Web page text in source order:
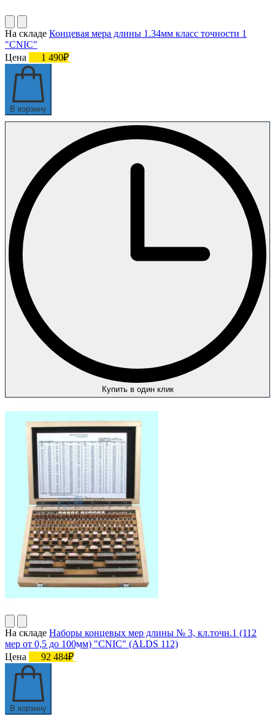
На складе Концевая мера длины 1.34мм класс точности 1
"CNIC"
Цена
1 490₽
В корзину
Купить в один клик
На складе Наборы концевых мер длины № 3, кл.точн.1 (112
мер от 0,5 до 100мм) "CNIC" (ALDS 112)
Цена
92 484₽
В корзину